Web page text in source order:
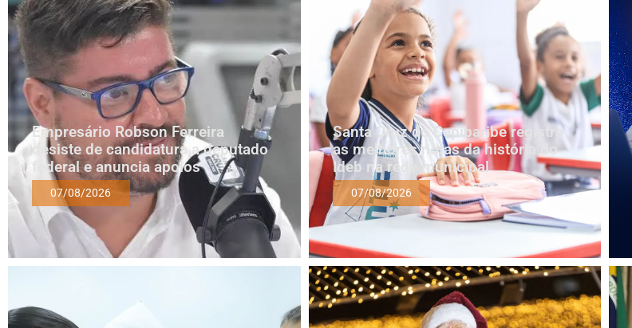
Empresário Robson Ferreira
desiste de candidatura a deputado
federal e anuncia apoios
07/08/2026
Santa Cruz do Capibaribe registra
as melhores notas da história do
Ideb na rede municipal
07/08/2026